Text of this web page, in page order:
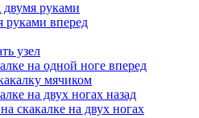
двумя руками
руками вперед
узел
на одной ноге вперед
мячиком
на двух ногах назад
скакалке на двух ногах